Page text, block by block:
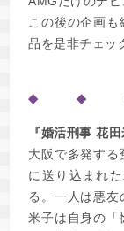
この後の企画
品を是非チェッ
◆ ◆
『婚活刑事 花
大阪で多発する
に送り込まれ
る。一人は悪友
米子は自身の「